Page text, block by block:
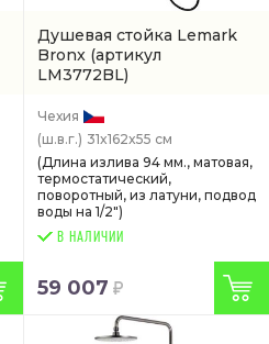
Душевая стойка Lemark
Bronx (артикул
LM3772BL)
Чехия
(ш.в.г.) 31x162x55 см
(Длина излива 94 мм., матовая,
термостатический,
поворотный, из латуни, подвод
воды на 1/2")
В НАЛИЧИИ
59 007